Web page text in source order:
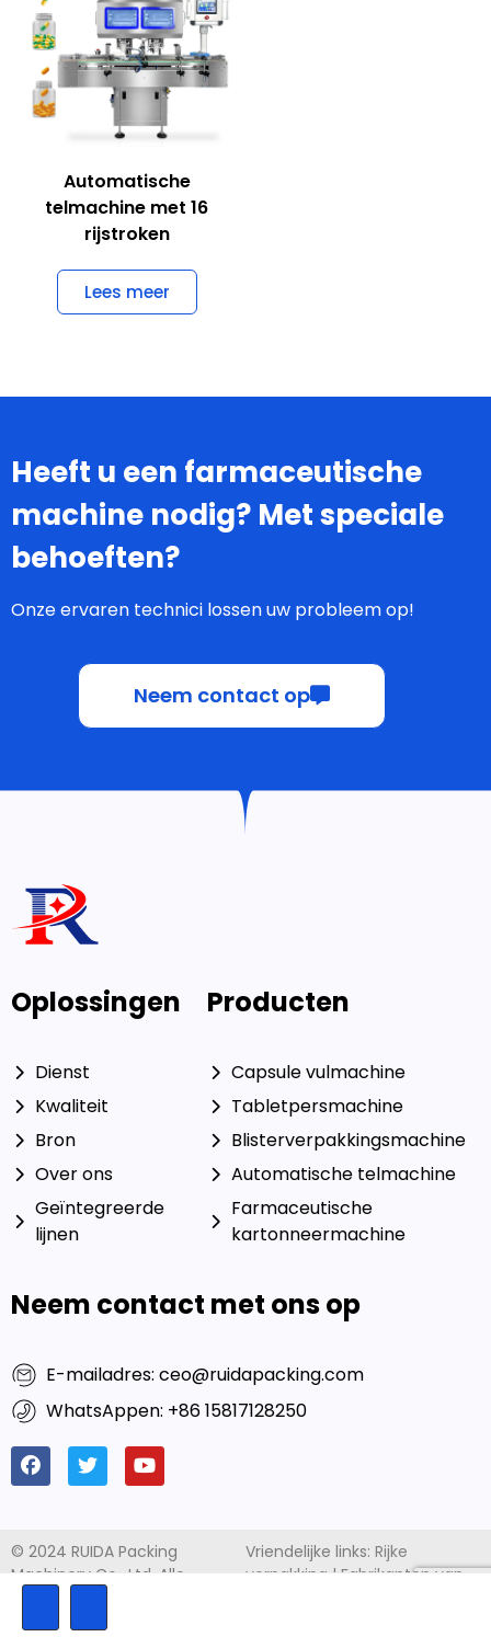
Automatische
telmachine met 16
rijstroken
Lees meer
Heeft u een farmaceutische
machine nodig? Met speciale
behoeften?
Onze ervaren technici lossen uw probleem op!
Neem contact op
Oplossingen
Dienst
Kwaliteit
Bron
Over ons
Geïntegreerde
lijnen
Producten
Capsule vulmachine
Tabletpersmachine
Blisterverpakkingsmachine
Automatische telmachine
Farmaceutische
kartonneermachine
Neem contact met ons op
E-mailadres: ceo@ruidapacking.com
WhatsAppen: +86 15817128250
© 2024 RUIDA Packing
Machinery Co., Ltd. Alle
Vriendelijke links: Rijke
verpakking | Fabrikanten van
This website uses cookies to ensure you get the best
exprerience on our website.